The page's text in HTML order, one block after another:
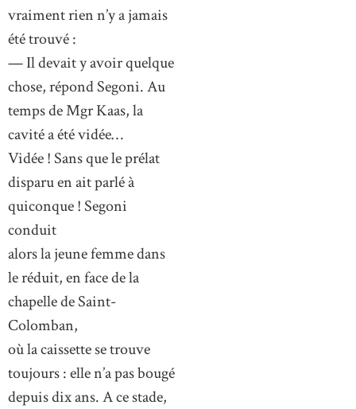
vraiment rien n’y a jamais
été trouvé :
— Il devait y avoir quelque
chose, répond Segoni. Au
temps de Mgr Kaas, la
cavité a été vidée…
Vidée ! Sans que le prélat
disparu en ait parlé à
quiconque ! Segoni
conduit
alors la jeune femme dans
le réduit, en face de la
chapelle de Saint-
Colomban,
où la caissette se trouve
toujours : elle n’a pas bougé
depuis dix ans. A ce stade,